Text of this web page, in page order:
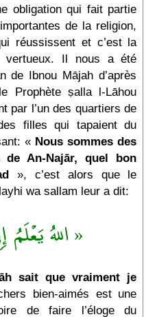
obligation qui fait partie
de la religion,
réussissent et c’est la
Il nous a été
de Ibnou Mājah d’après
Prophète ṣalla l-Lāhou
par l’un des quartiers de
filles qui tapaient du
« Nous sommes des
de An-Najār, quel bon
», c’est alors que le
wa sallam leur a dit:
« اللهُ
sait que vraiment je
bien-aimés est une
de faire l’éloge du